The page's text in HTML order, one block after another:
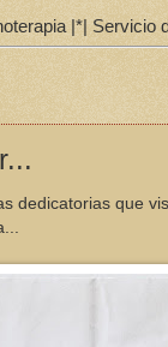
|*| Servicio
dedicatorias que